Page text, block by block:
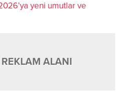
yeni umutlar ve
ALANI